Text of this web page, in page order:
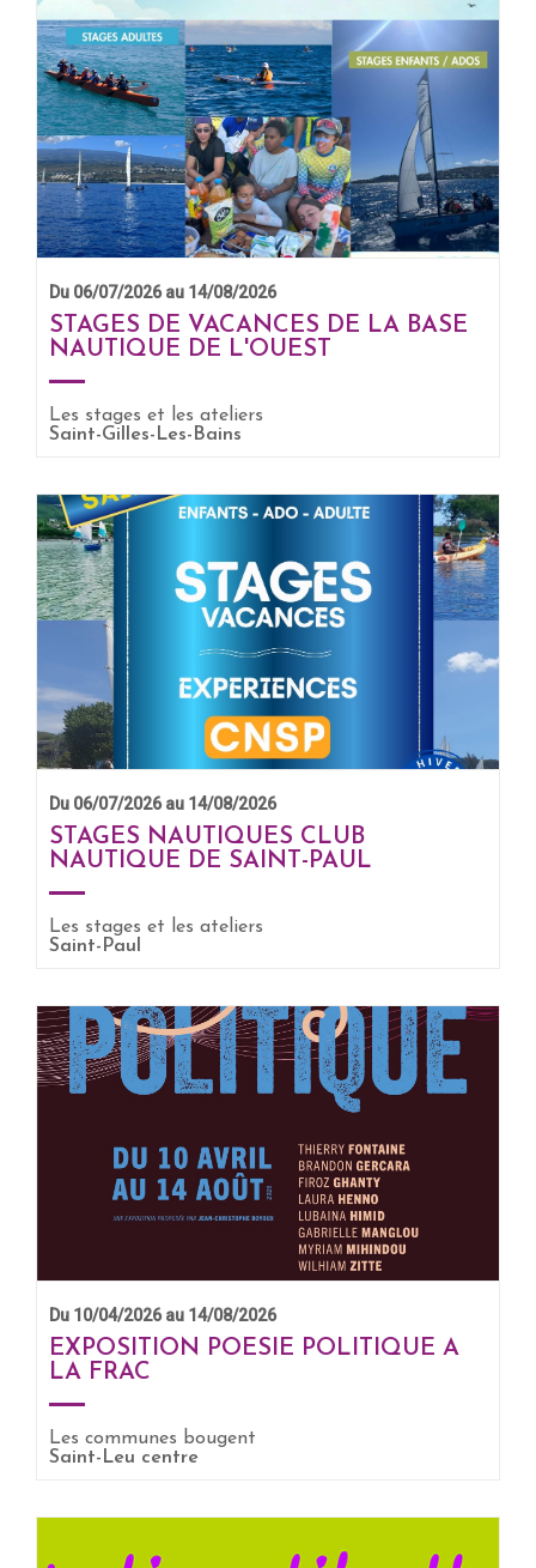
EN SAVOIR +
Du 06/07/2026 au 14/08/2026
STAGES DE VACANCES DE LA BASE
NAUTIQUE DE L'OUEST
Les stages et les ateliers
Saint-Gilles-Les-Bains
EN SAVOIR +
Du 06/07/2026 au 14/08/2026
STAGES NAUTIQUES CLUB
NAUTIQUE DE SAINT-PAUL
Les stages et les ateliers
Saint-Paul
Du 10/04/2026 au 14/08/2026
EXPOSITION POESIE POLITIQUE A
LA FRAC
Les communes bougent
Saint-Leu centre